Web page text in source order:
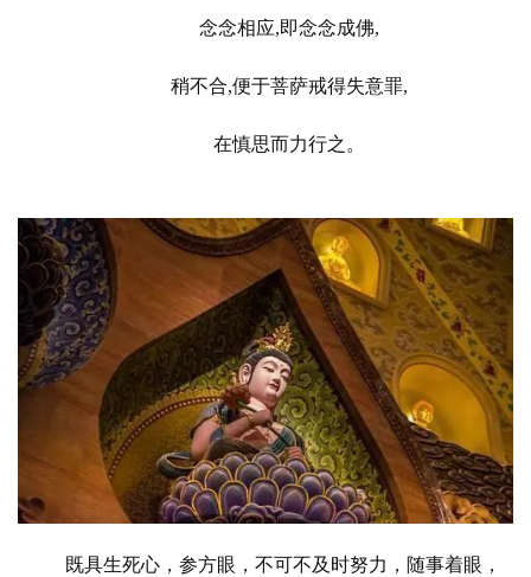
念念相应,即念念成佛,
稍不合,便于菩萨戒得失意罪,
在慎思而力行之。
既具生死心，参方眼，不可不及时努力，随事着眼，